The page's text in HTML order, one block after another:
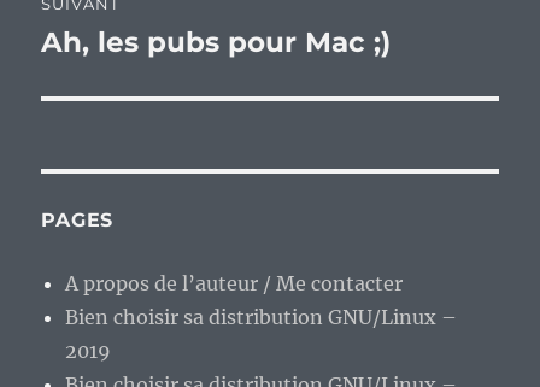
SUIVANT
Publication
Ah, les pubs pour Mac ;)
PAGES
A propos de l’auteur / Me contacter
Bien choisir sa distribution GNU/Linux –
2019